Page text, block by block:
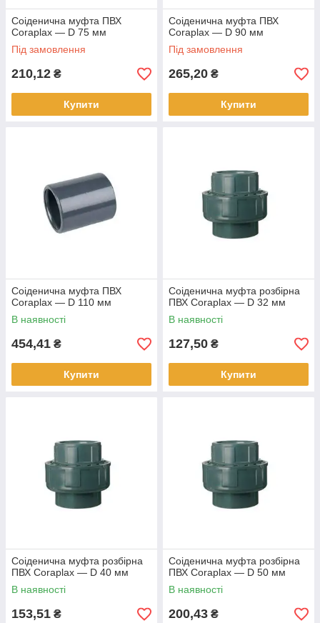
Соіденична муфта ПВХ
Coraplax — D 75 мм
Під замовлення
210,12 ₴
Купити
Соіденична муфта ПВХ
Coraplax — D 90 мм
Під замовлення
265,20 ₴
Купити
Соіденична муфта ПВХ
Coraplax — D 110 мм
В наявності
454,41 ₴
Купити
Соіденична муфта розбірна
ПВХ Coraplax — D 32 мм
В наявності
127,50 ₴
Купити
Соіденична муфта розбірна
ПВХ Coraplax — D 40 мм
В наявності
153,51 ₴
Соіденична муфта розбірна
ПВХ Coraplax — D 50 мм
В наявності
200,43 ₴